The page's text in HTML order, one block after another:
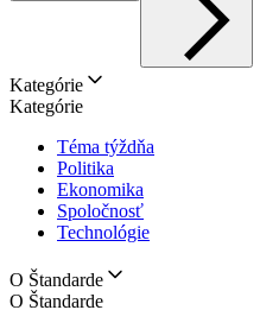
Kategórie
Kategórie
Téma týždňa
Politika
Ekonomika
Spoločnosť
Technológie
O Štandarde
O Štandarde